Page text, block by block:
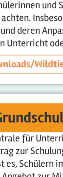
und
deren
Unterricht
für
zur
es, Schülern